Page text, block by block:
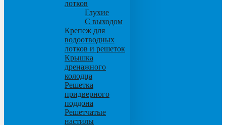
лотков
Глухие
С выходом
Крепеж для
водоотводных
лотков и решеток
Крышка
дренажного
колодца
Решетка
придверного
поддона
Решетчатые
настилы